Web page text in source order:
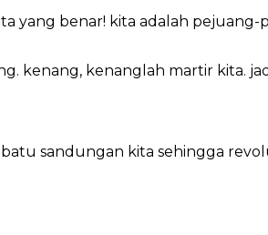
yang benar! kita adalah
kenang, kenanglah martir kita.
sandungan kita sehingga